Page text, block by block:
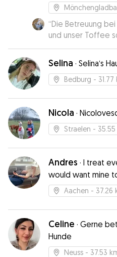
“Die Betreuung
und unser Toffee
wohl gefühlt.
Toffee hatte einen
gerne wieder! ”
Selina · Selina‘s
Bedburg - 31.77
Nicola ·
Straelen -
Andres · I treat
would want mine
Aachen - 37.26
Celine · Gerne
Hunde
Neuss - 37.53